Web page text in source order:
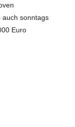
auch sonntags
Euro